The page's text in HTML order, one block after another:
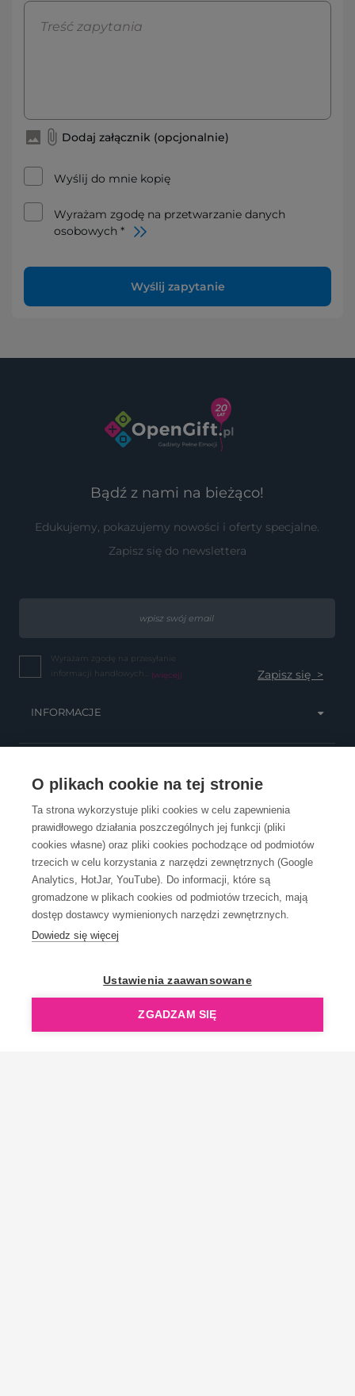
O plikach cookie na tej stronie
Ta strona wykorzystuje pliki cookies w celu zapewnienia
prawidłowego działania poszczególnych jej funkcji (pliki
cookies własne) oraz pliki cookies pochodzące od podmiotów
trzecich w celu korzystania z narzędzi zewnętrznych (Google
Analytics, HotJar, YouTube). Do informacji, które są
gromadzone w plikach cookies od podmiotów trzecich, mają
dostęp dostawcy wymienionych narzędzi zewnętrznych.
Dowiedz się więcej
Ustawienia zaawansowane
ZGADZAM SIĘ
Dodaj załącznik (opcjonalnie)
Wyślij do mnie kopię
Wyrażam zgodę na przetwarzanie danych
osobowych *
Wyślij zapytanie
Bądź z nami na bieżąco!
Edukujemy, pokazujemy nowości i oferty specjalne.
Zapisz się do newslettera
Wyrażam zgodę na przesyłanie
informacji handlowych... (więcej)
INFORMACJE
OBSŁUGA KLIENTA
KONTAKT
OpenGift jest częścią ReflectGroup.